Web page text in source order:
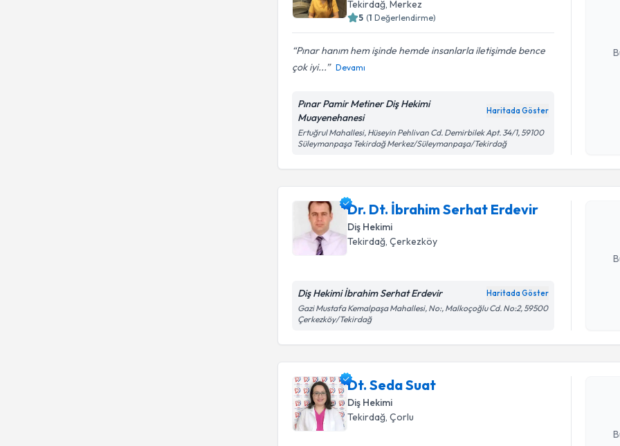
Tekirdağ, Merkez
5 (1 Değerlendirme)
Pınar hanım hem işinde hemde insanlarla iletişimde bence
çok iyi...
Devamı
Pınar Pamir Metiner Diş Hekimi
Muayenehanesi
Haritada Göster
Ertuğrul Mahallesi, Hüseyin Pehlivan Cd. Demirbilek Apt. 34/1, 59100
Süleymanpaşa Tekirdağ Merkez/Süleymanpaşa/Tekirdağ
Dr. Dt. İbrahim Serhat Erdevir
Diş Hekimi
Tekirdağ, Çerkezköy
Diş Hekimi İbrahim Serhat Erdevir Haritada Göster
Gazi Mustafa Kemalpaşa Mahallesi, No:, Malkoçoğlu Cd. No:2, 59500
Çerkezköy/Tekirdağ
Dr. Dt.
oluşturun.
Dt. Seda Suat
Diş Hekimi
Tekirdağ, Çorlu
Dt. Seda
uzmandan